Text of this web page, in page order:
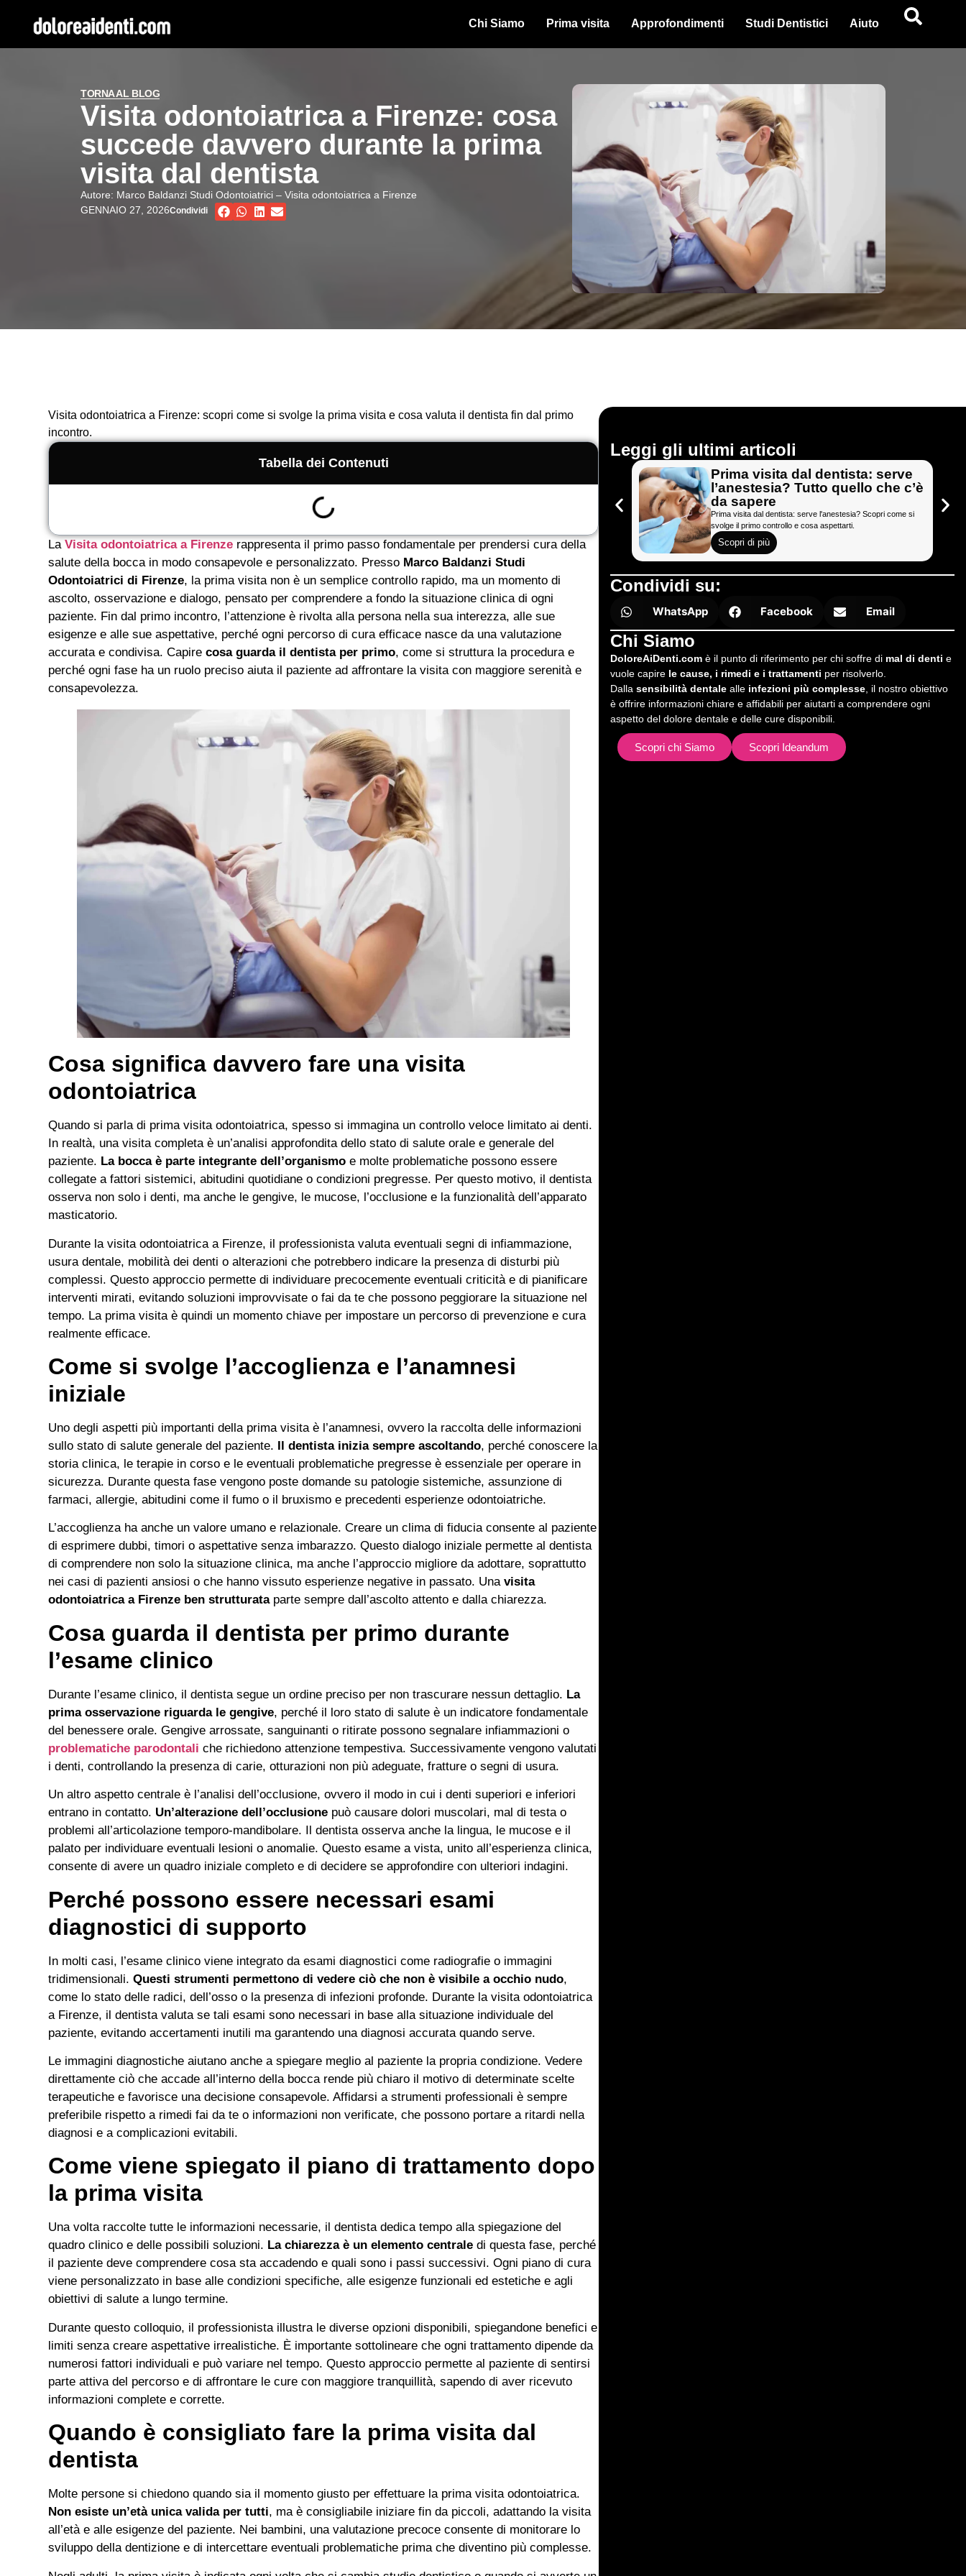
Chi Siamo Prima visita Approfondimenti Studi Dentistici Aiuto
TORNA AL BLOG
Visita odontoiatrica a Firenze: cosa
succede davvero durante la prima
visita dal dentista
Autore: Marco Baldanzi Studi Odontoiatrici – Visita odontoiatrica a Firenze
GENNAIO 27, 2026Condividi
Visita odontoiatrica a Firenze: scopri come si svolge la prima visita e cosa valuta il dentista fin dal primo
incontro.
Tabella dei Contenuti
LaVisita odontoiatrica a Firenze rappresenta il primo passo fondamentale per prendersi cura della
salute della bocca in modo consapevole e personalizzato. Presso Marco Baldanzi Studi
Odontoiatrici di Firenze, la prima visita non è un semplice controllo rapido, ma un momento di
ascolto, osservazione e dialogo, pensato per comprendere a fondo la situazione clinica di ogni
paziente. Fin dal primo incontro, l’attenzione è rivolta alla persona nella sua interezza, alle sue
esigenze e alle sue aspettative, perché ogni percorso di cura efficace nasce da una valutazione
accurata e condivisa. Capirecosa guarda il dentista per primo, come si struttura la procedura e
perché ogni fase ha un ruolo preciso aiuta il paziente ad affrontare la visita con maggiore serenità e
consapevolezza.
Cosa significa davvero fare una visita
odontoiatrica
Quando si parla di prima visita odontoiatrica, spesso si immagina un controllo veloce limitato ai denti.
In realtà, una visita completa è un’analisi approfondita dello stato di salute orale e generale del
paziente. La bocca è parte integrante dell’organismo e molte problematiche possono essere
collegate a fattori sistemici, abitudini quotidiane o condizioni pregresse. Per questo motivo, il dentista
osserva non solo i denti, ma anche le gengive, le mucose, l’occlusione e la funzionalità dell’apparato
masticatorio.
Durante la visita odontoiatrica a Firenze, il professionista valuta eventuali segni di infiammazione,
usura dentale, mobilità dei denti o alterazioni che potrebbero indicare la presenza di disturbi più
complessi. Questo approccio permette di individuare precocemente eventuali criticità e di pianificare
interventi mirati, evitando soluzioni improvvisate o fai da te che possono peggiorare la situazione nel
tempo. La prima visita è quindi un momento chiave per impostare un percorso di prevenzione e cura
realmente efficace.
Come si svolge l’accoglienza e l’anamnesi
iniziale
Uno degli aspetti più importanti della prima visita è l’anamnesi, ovvero la raccolta delle informazioni
sullo stato di salute generale del paziente. Il dentista inizia sempre ascoltando, perché conoscere la
storia clinica, le terapie in corso e le eventuali problematiche pregresse è essenziale per operare in
sicurezza. Durante questa fase vengono poste domande su patologie sistemiche, assunzione di
farmaci, allergie, abitudini come il fumo o il bruxismo e precedenti esperienze odontoiatriche.
L’accoglienza ha anche un valore umano e relazionale. Creare un clima di fiducia consente al paziente
di esprimere dubbi, timori o aspettative senza imbarazzo. Questo dialogo iniziale permette al dentista
di comprendere non solo la situazione clinica, ma anche l’approccio migliore da adottare, soprattutto
nei casi di pazienti ansiosi o che hanno vissuto esperienze negative in passato. Unavisita
odontoiatrica a Firenze ben strutturataparte sempre dall’ascolto attento e dalla chiarezza.
Cosa guarda il dentista per primo durante
l’esame clinico
Durante l’esame clinico, il dentista segue un ordine preciso per non trascurare nessun dettaglio. La
prima osservazione riguarda le gengive, perché il loro stato di salute è un indicatore fondamentale
del benessere orale. Gengive arrossate, sanguinanti o ritirate possono segnalare infiammazioni o
problematiche parodontali che richiedono attenzione tempestiva. Successivamente vengono valutati
i denti, controllando la presenza di carie, otturazioni non più adeguate, fratture o segni di usura.
Un altro aspetto centrale è l’analisi dell’occlusione, ovvero il modo in cui i denti superiori e inferiori
entrano in contatto. Un’alterazione dell’occlusione può causare dolori muscolari, mal di testa o
problemi all’articolazione temporo-mandibolare. Il dentista osserva anche la lingua, le mucose e il
palato per individuare eventuali lesioni o anomalie. Questo esame a vista, unito all’esperienza clinica,
consente di avere un quadro iniziale completo e di decidere se approfondire con ulteriori indagini.
Perché possono essere necessari esami
diagnostici di supporto
In molti casi, l’esame clinico viene integrato da esami diagnostici come radiografie o immagini
tridimensionali.Questi strumenti permettono di vedere ciò che non è visibile a occhio nudo,
come lo stato delle radici, dell’osso o la presenza di infezioni profonde. Durante la visita odontoiatrica
a Firenze, il dentista valuta se tali esami sono necessari in base alla situazione individuale del
paziente, evitando accertamenti inutili ma garantendo una diagnosi accurata quando serve.
Le immagini diagnostiche aiutano anche a spiegare meglio al paziente la propria condizione. Vedere
direttamente ciò che accade all’interno della bocca rende più chiaro il motivo di determinate scelte
terapeutiche e favorisce una decisione consapevole. Affidarsi a strumenti professionali è sempre
preferibile rispetto a rimedi fai da te o informazioni non verificate, che possono portare a ritardi nella
diagnosi e a complicazioni evitabili.
Come viene spiegato il piano di trattamento dopo
la prima visita
Una volta raccolte tutte le informazioni necessarie, il dentista dedica tempo alla spiegazione del
quadro clinico e delle possibili soluzioni. La chiarezza è un elemento centrale di questa fase, perché
il paziente deve comprendere cosa sta accadendo e quali sono i passi successivi. Ogni piano di cura
viene personalizzato in base alle condizioni specifiche, alle esigenze funzionali ed estetiche e agli
obiettivi di salute a lungo termine.
Durante questo colloquio, il professionista illustra le diverse opzioni disponibili, spiegandone benefici e
limiti senza creare aspettative irrealistiche. È importante sottolineare che ogni trattamento dipende da
numerosi fattori individuali e può variare nel tempo. Questo approccio permette al paziente di sentirsi
parte attiva del percorso e di affrontare le cure con maggiore tranquillità, sapendo di aver ricevuto
informazioni complete e corrette.
Quando è consigliato fare la prima visita dal
dentista
Molte persone si chiedono quando sia il momento giusto per effettuare la prima visita odontoiatrica.
Non esiste un’età unica valida per tutti, ma è consigliabile iniziare fin da piccoli, adattando la visita
all’età e alle esigenze del paziente. Nei bambini, una valutazione precoce consente di monitorare lo
sviluppo della dentizione e di intercettare eventuali problematiche prima che diventino più complesse.
Leggi gli ultimi articoli
Prima visita dal dentista: serve
l’anestesia? Tutto quello che c’è
da sapere
Prima visita dal dentista: serve l'anestesia? Scopri come si
svolge il primo controllo e cosa aspettarti.
Scopri di più
Condividi su:
WhatsApp Facebook Email
Chi Siamo
DoloreAiDenti.com è il punto di riferimento per chi soffre di mal di denti e
vuole capire le cause, i rimedi e i trattamenti per risolverlo.
Dallasensibilità dentale alle infezioni più complesse , il nostro obiettivo
è offrire informazioni chiare e affidabili per aiutarti a comprendere ogni
aspetto del dolore dentale e delle cure disponibili.
Scopri chi Siamo Scopri Ideandum